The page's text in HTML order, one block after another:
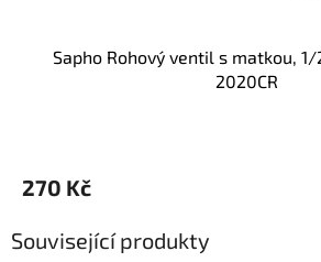
Související produkty
Sapho Rohový ventil s matkou,
2020CR
270 Kč